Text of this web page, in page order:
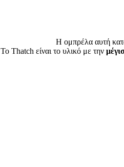
Η ομπρέλα αυτή
Το Thatch είναι το υλικό με την